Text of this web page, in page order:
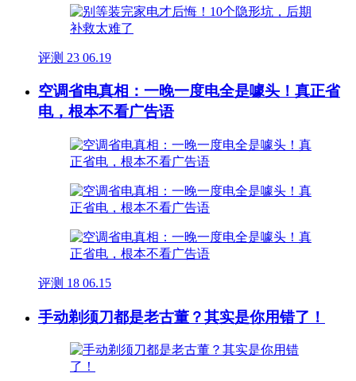
评测 23 06.19
空调省电真相：一晚一度电全是噱头！真正省
电，根本不看广告语
评测 18 06.15
手动剃须刀都是老古董？其实是你用错了！